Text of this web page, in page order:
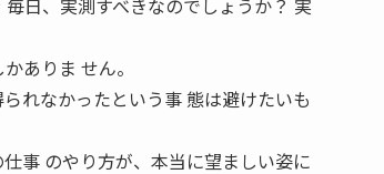
日、実測すべきなのでしょうか？ 実
ありま せん。
れなかったという事 態は避けたいも
事 のやり方が、本当に望ましい姿に